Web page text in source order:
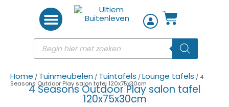
Home / Tuinmeubelen / Tuintafels /Lounge tafels / 4
Seasons Outdoor Play salon tafel 120x75x30cm
4 Seasons Outdoor Play salon tafel
120x75x30cm